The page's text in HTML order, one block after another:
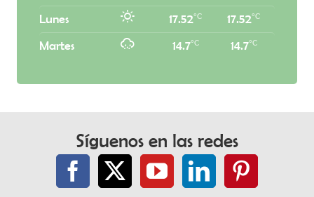
Lunes 17.52°C 17.52°C
Martes 14.7°C 14.7°C
Síguenos en las redes